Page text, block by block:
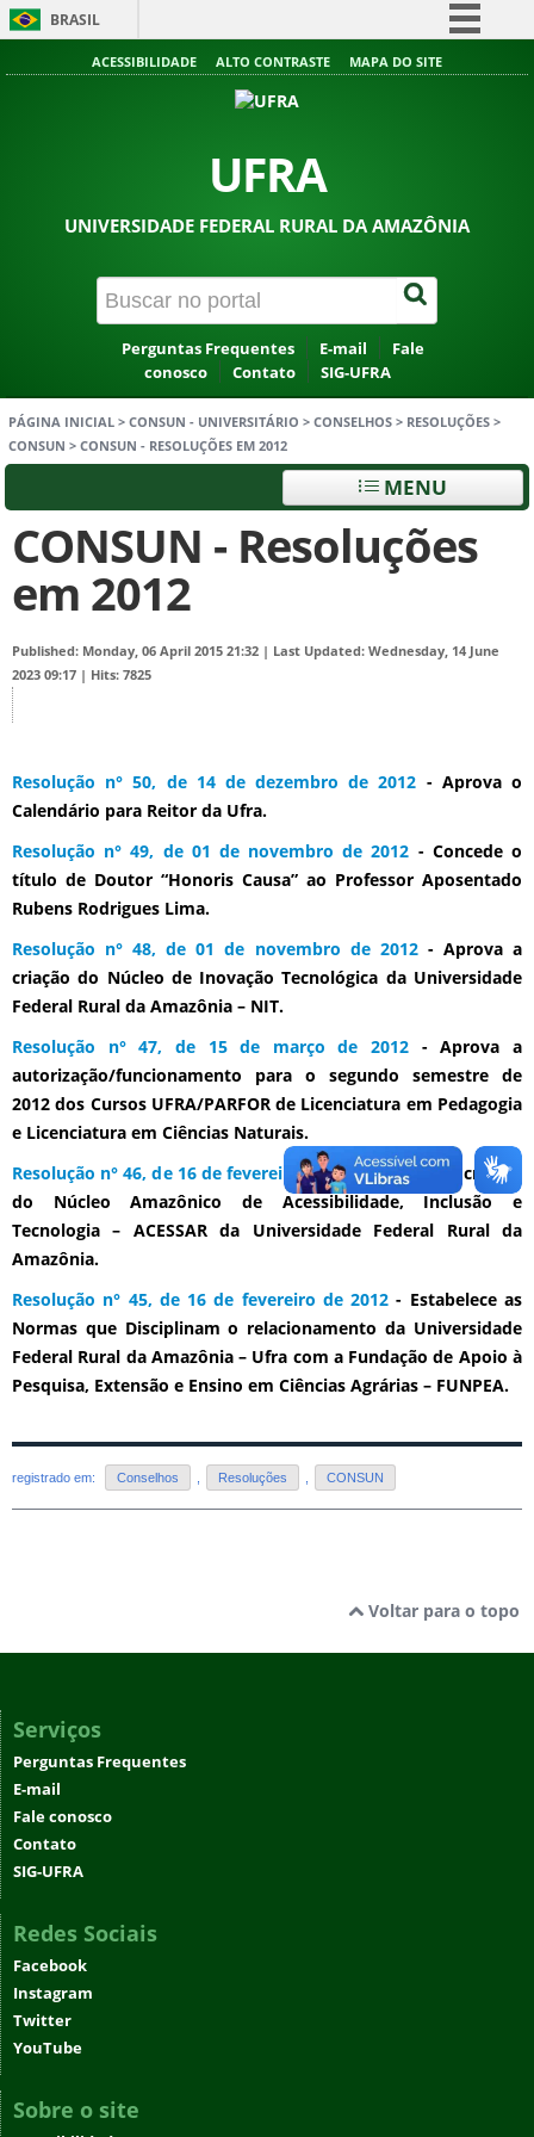
BRASIL
Simplifique!
Acesso à informação
ACESSIBILIDADE ALTO CONTRASTE MAPA DO SITE
UFRA
UNIVERSIDADE FEDERAL RURAL DA AMAZÔNIA
Perguntas Frequentes E-mail
Fale
conosco
Contato SIG-UFRA
PÁGINA INICIAL > CONSUN - UNIVERSITÁRIO > CONSELHOS > RESOLUÇÕES >
CONSUN > CONSUN - RESOLUÇÕES EM 2012
MENU
CONSUN - Resoluções
em 2012
Published: Monday, 06 April 2015 21:32 | Last Updated: Wednesday, 14 June
2023 09:17 | Hits: 7825
Resolução n° 50, de 14 de dezembro de 2012 - Aprova o
Calendário para Reitor da Ufra.
Resolução n° 49, de 01 de novembro de 2012 - Concede o
título de Doutor “Honoris Causa” ao Professor Aposentado
Rubens Rodrigues Lima.
Resolução n° 48, de 01 de novembro de 2012- Aprova a
criação do Núcleo de Inovação Tecnológica da Universidade
Federal Rural da Amazônia – NIT.
Resolução n° 47, de 15 de março de 2012 - Aprova a
autorização/funcionamento para o segundo semestre de
2012 dos Cursos UFRA/PARFOR de Licenciatura em Pedagogia
e Licenciatura em Ciências Naturais.
Resolução n° 46, de 16 de fevereiro de 2012- Aprova a criação
do Núcleo Amazônico de Acessibilidade, Inclusão e
Tecnologia – ACESSAR da Universidade Federal Rural da
Amazônia.
Resolução n° 45, de 16 de fevereiro de 2012 - Estabelece as
Normas que Disciplinam o relacionamento da Universidade
Federal Rural da Amazônia – Ufra com a Fundação de Apoio à
Pesquisa, Extensão e Ensino em Ciências Agrárias – FUNPEA.
registrado em: Conselhos Resoluções CONSUN
Voltar para o topo
Serviços
Perguntas Frequentes
E-mail
Fale conosco
Contato
SIG-UFRA
Redes Sociais
Facebook
Instagram
Twitter
YouTube
Sobre o site